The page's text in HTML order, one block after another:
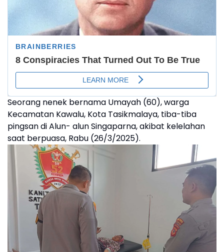
Seorang nenek bernama Umayah (60), warga
Kecamatan Kawalu, Kota Tasikmalaya, tiba-tiba
pingsan di Alun- alun Singaparna, akibat kelelahan
saat berpuasa, Rabu (26/3/2025).